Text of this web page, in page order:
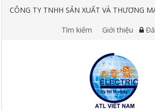
CÔNG TY TNHH SẢN XUẤT VÀ THƯƠNG
Tìm kiếm Giới thiệu